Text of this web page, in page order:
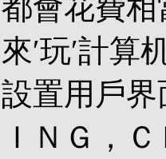
會花費相
′玩′計
置用戶界
ＮＧ，